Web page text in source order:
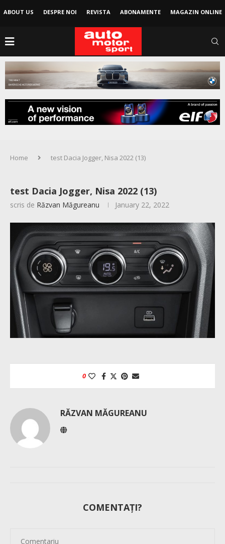
ABOUT US DESPRE NOI REVISTA ABONAMENTE MAGAZIN ONLINE
Home test Dacia Jogger, Nisa 2022 (13)
test Dacia Jogger, Nisa 2022 (13)
scris de Răzvan Măgureanu January 22, 2022
0
RĂZVAN MĂGUREANU
COMENTAȚI?